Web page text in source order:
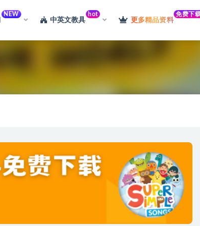
NEW
中英文教具
hot
更多精品资料
免费下